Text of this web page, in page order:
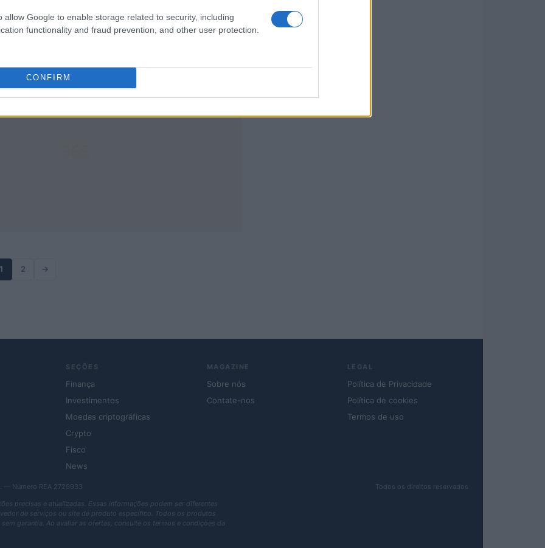
allow Google to enable storage related to security, including
functionality and fraud prevention, and other user protection.
CONFIRM
Nova regulação eleva exigências de identificação e registro
de informações, limitando o uso de criptoativos para
1 2 →
SEÇÕES
Finança
Investimentos
Moedas criptográficas
Crypto
Fisco
News
MAGAZINE
Sobre nós
Contate-nos
LEGAL
Política de Privacidade
Política de cookies
Termos de uso
— Número REA 2729933
Todos os direitos reservados
precisas e atualizadas. Essas informações podem ser diferentes
de serviços ou site de produto específico. Todos os produtos
garantia. Ao avaliar as ofertas, consulte os termos e condições da